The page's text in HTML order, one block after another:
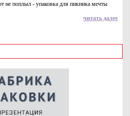
серия "Квадрат Люкс".
Цвет голубой/белый.
не поплыл - упаковка для пикника мечты
читать далее